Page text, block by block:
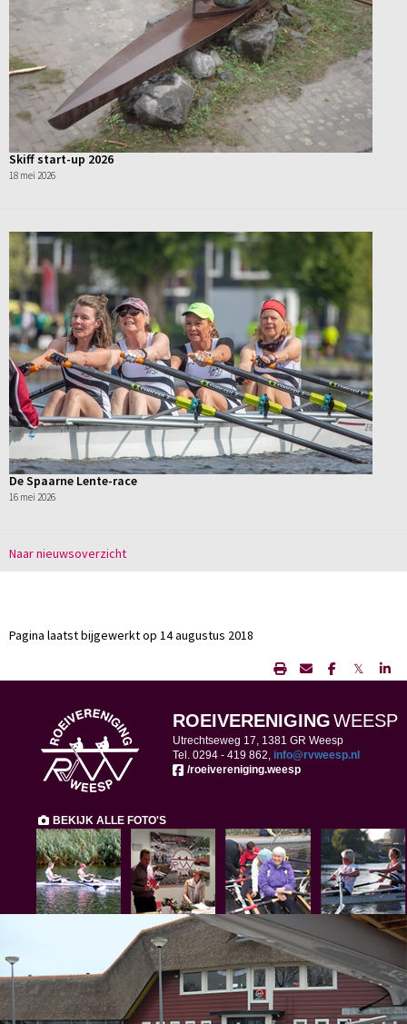
Skiff start-up 2026
18 mei 2026
De Spaarne Lente-race
16 mei 2026
Naar nieuwsoverzicht
Pagina laatst bijgewerkt op 14 augustus 2018
𝕏
ROEIVERENIGINGWEESP
Utrechtseweg 17, 1381 GR Weesp
Tel. 0294 - 419 862, ofni@rvweesp.nl
/roeivereniging.weesp
BEKIJK ALLE FOTO'S